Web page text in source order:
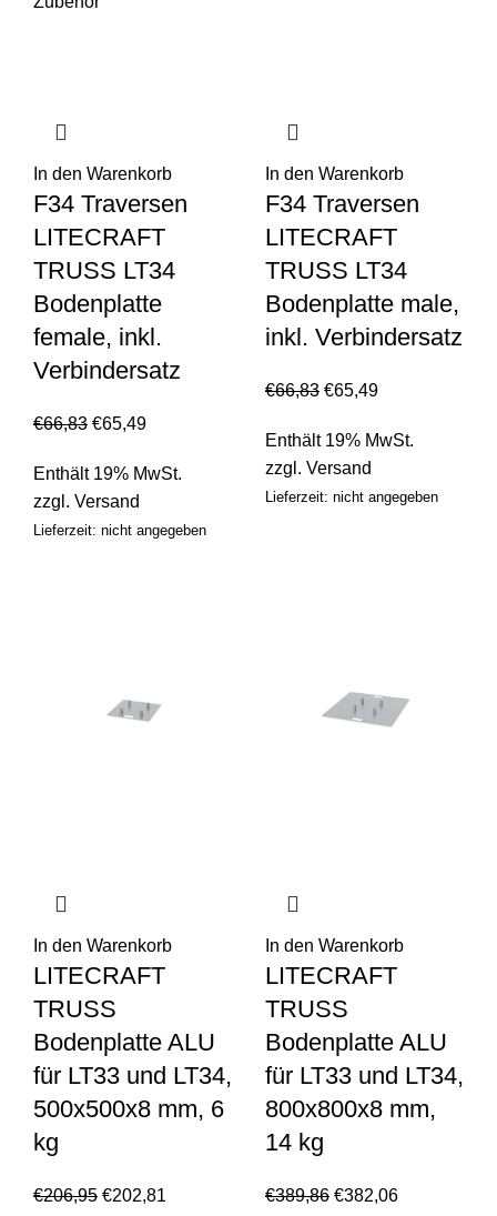
In den Warenkorb
F34 Traversen
LITECRAFT
TRUSS LT34
Bodenplatte
female, inkl.
Verbindersatz
€66,83 €65,49
Enthält 19% MwSt.
zzgl. Versand
Lieferzeit: nicht angegeben
In den Warenkorb
F34 Traversen
LITECRAFT
TRUSS LT34
Bodenplatte male,
inkl. Verbindersatz
€66,83 €65,49
Enthält 19% MwSt.
zzgl. Versand
Lieferzeit: nicht angegeben
In den Warenkorb
LITECRAFT
TRUSS
Bodenplatte ALU
für LT33 und LT34,
500x500x8 mm, 6
kg
€206,95 €202,81
In den Warenkorb
LITECRAFT
TRUSS
Bodenplatte ALU
für LT33 und LT34,
800x800x8 mm,
14 kg
€389,86 €382,06